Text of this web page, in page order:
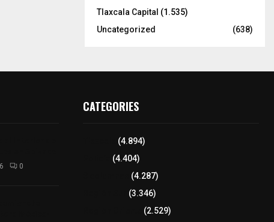
Tlaxcala Capital (1.535)
Uncategorized
(638)
0
CATEGORIES
(4.894)
(4.404)
(4.287)
(3.346)
(2.529)